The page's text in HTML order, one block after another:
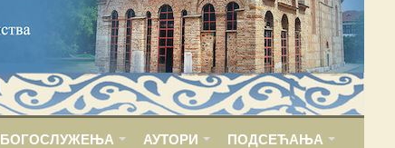
БОГОСЛУЖЕЊА АУТОРИ ПОДСЕЋАЊА